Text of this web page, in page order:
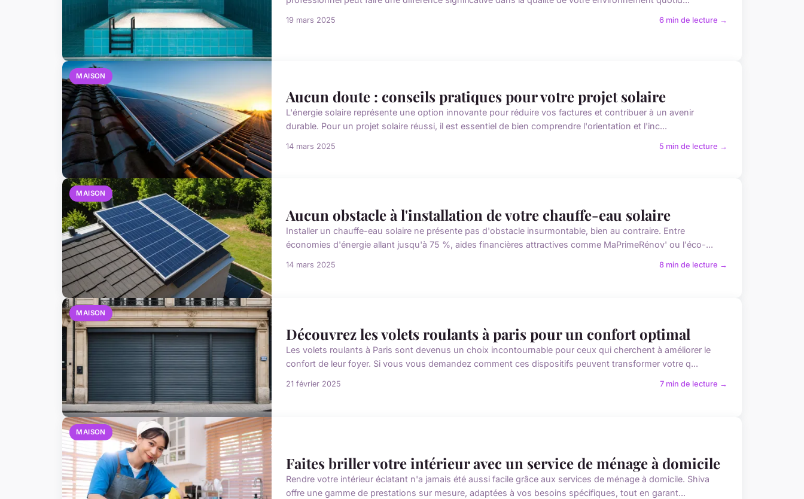
19 mars 2025 6 min de lecture →
MAISON
Aucun doute : conseils pratiques pour votre projet solaire
L'énergie solaire représente une option innovante pour réduire vos factures et contribuer à un avenir
durable. Pour un projet solaire réussi, il est essentiel de bien comprendre l'orientation et l'inc...
14 mars 2025 5 min de lecture →
MAISON
Aucun obstacle à l'installation de votre chauffe-eau solaire
Installer un chauffe-eau solaire ne présente pas d'obstacle insurmontable, bien au contraire. Entre
économies d'énergie allant jusqu'à 75 %, aides financières attractives comme MaPrimeRénov' ou l'éco-...
14 mars 2025 8 min de lecture →
MAISON
Découvrez les volets roulants à paris pour un confort optimal
Les volets roulants à Paris sont devenus un choix incontournable pour ceux qui cherchent à améliorer le
confort de leur foyer. Si vous vous demandez comment ces dispositifs peuvent transformer votre q...
21 février 2025 7 min de lecture →
MAISON
Faites briller votre intérieur avec un service de ménage à domicile
Rendre votre intérieur éclatant n'a jamais été aussi facile grâce aux services de ménage à domicile. Shiva
offre une gamme de prestations sur mesure, adaptées à vos besoins spécifiques, tout en garant...